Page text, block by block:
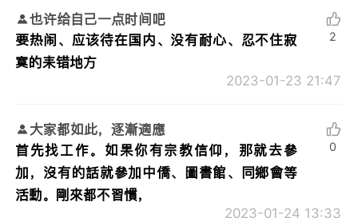
也许给自己一点时间吧
要热闹、应该待在国内、没有耐心、忍不住寂
寞的耒错地方
2023-01-23 21:47
2
大家都如此，逐漸適應
首先找工作。如果你有宗教信仰，那就去參
加，沒有的話就參加中僑、圖書館、同鄉會等
活動。剛來都不習慣，
2023-01-24 13:33
0